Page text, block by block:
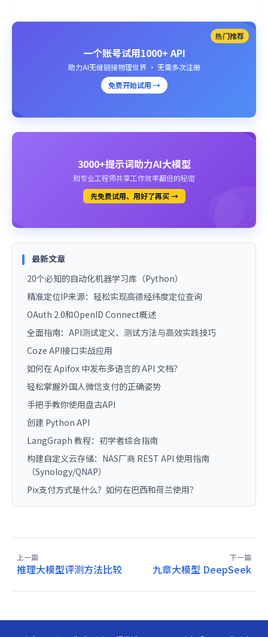
热门推荐
一个账号试用1000+ API
助力AI无缝链接物理世界 · 无需多次注册
免费开始试用 →
3000+提示词助力AI大模型
和专业工程师共享工作效率翻倍的秘密
先免费试用、用好了再买 →
最新文章
20个必知的自动化机器学习库（Python）
精准定位IP来源：轻松实现高德经纬度定位查询
OAuth 2.0和OpenID Connect概述
全面指南：API测试定义、测试方法与高效实践技巧
Coze API接口实战应用
如何在 Apifox 中发布多语言的 API 文档？
轻松掌握外国人微信支付的正确姿势
手把手教你使用盘古API
创建 Python API
LangGraph 教程：初学者综合指南
构建自定义云存储：NAS厂商 REST API 使用指南
（Synology/QNAP）
Pix支付方式是什么？如何在巴西和荷兰使用？
上一篇
推理大模型评测方法比较
下一篇
九章大模型 DeepSeek